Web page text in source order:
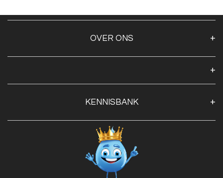
OVER ONS
Openingstijden
Contact
Privacy Policy
Veilig betalen met:
KENNISBANK
Blog
Advies
Red Label Filter Series
Nishikigoi-Ô